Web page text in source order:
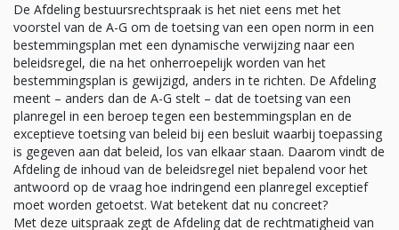
De Afdeling bestuursrechtspraak is het niet eens met het
voorstel van de A-G om de toetsing van een open norm in een
bestemmingsplan met een dynamische verwijzing naar een
beleidsregel, die na het onherroepelijk worden van het
bestemmingsplan is gewijzigd, anders in te richten. De Afdeling
meent – anders dan de A-G stelt – dat de toetsing van een
planregel in een beroep tegen een bestemmingsplan en de
exceptieve toetsing van beleid bij een besluit waarbij toepassing
is gegeven aan dat beleid, los van elkaar staan. Daarom vindt de
Afdeling de inhoud van de beleidsregel niet bepalend voor het
antwoord op de vraag hoe indringend een planregel exceptief
moet worden getoetst. Wat betekent dat nu concreet?
Met deze uitspraak zegt de Afdeling dat de rechtmatigheid van